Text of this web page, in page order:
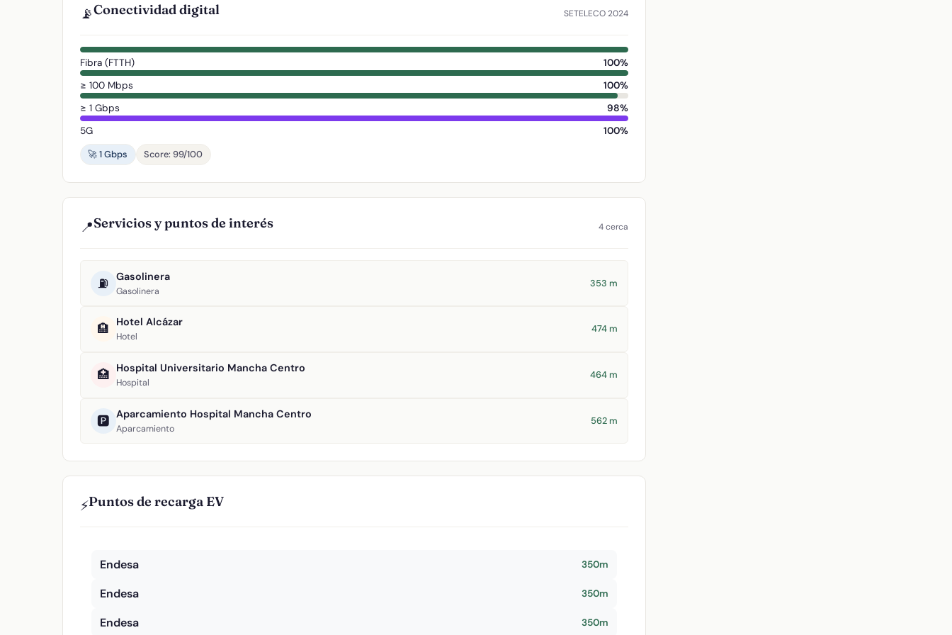
📡Conectividad digital SETELECO 2024
Fibra (FTTH)
100%
≥ 100 Mbps
100%
≥ 1 Gbps
98%
5G
100%
🚀 1 Gbps
Score: 99/100
📍Servicios y puntos de interés 4 cerca
⛽ Gasolinera
Gasolinera
353 m
🏨 Hotel Alcázar
Hotel
474 m
🏥 Hospital Universitario Mancha Centro
Hospital
464 m
🅿️ Aparcamiento Hospital Mancha Centro
Aparcamiento
562 m
⚡Puntos de recarga EV
Endesa 350m
Endesa 350m
Endesa 350m